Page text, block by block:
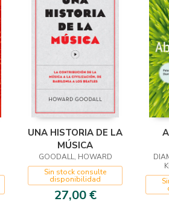
UNA HISTORIA DE LA
MÚSICA
GOODALL, HOWARD
Sin stock consulte
disponibilidad
27,00 €